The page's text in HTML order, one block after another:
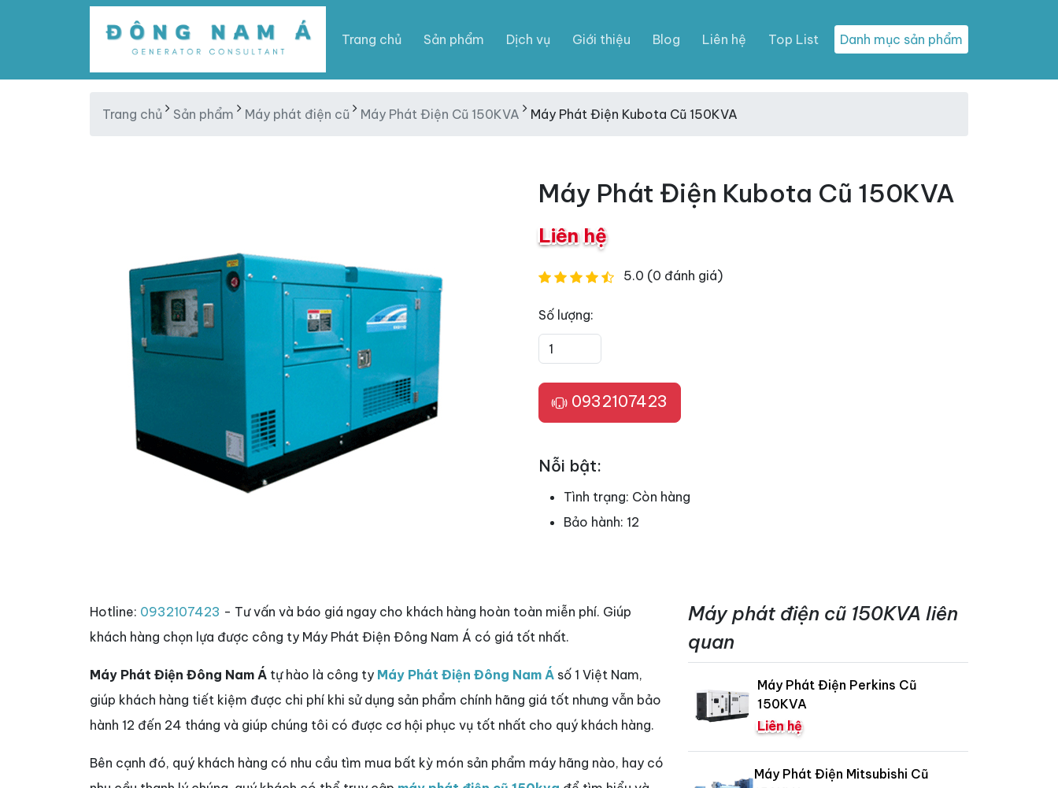
Trang chủ Sản phẩm Dịch vụ Giới thiệu Blog Liên hệ Top List Danh mục sản phẩm
Trang chủ Sản phẩm Máy phát điện cũ Máy Phát Điện Cũ 150KVA Máy Phát Điện Kubota Cũ 150KVA
Máy Phát Điện Kubota Cũ 150KVA
Liên hệ
5.0 (0 đánh giá)
Số lượng:
0932107423
Nỗi bật:
Tình trạng: Còn hàng
Bảo hành: 12
Hotline: 0932107423 - Tư vấn và báo giá ngay cho khách hàng hoàn toàn miễn phí. Giúp
khách hàng chọn lựa được công ty Máy Phát Điện Đông Nam Á có giá tốt nhất.
Máy Phát Điện Đông Nam Á tự hào là công ty Máy Phát Điện Đông Nam Á số 1 Việt Nam,
giúp khách hàng tiết kiệm được chi phí khi sử dụng sản phẩm chính hãng giá tốt nhưng vẫn bảo
hành 12 đến 24 tháng và giúp chúng tôi có được cơ hội phục vụ tốt nhất cho quý khách hàng.
Bên cạnh đó, quý khách hàng có nhu cầu tìm mua bất kỳ món sản phẩm máy hãng nào, hay có
Máy phát điện cũ 150KVA liên
quan
Máy Phát Điện Perkins Cũ
150KVA
Liên hệ
Máy Phát Điện Mitsubishi Cũ